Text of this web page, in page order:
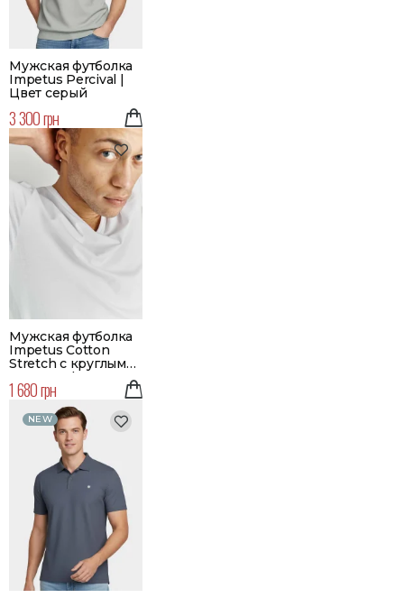
Мужская футболка
Impetus Percival |
Цвет серый
3 300 грн
Мужская футболка
Impetus Cotton
Stretch с круглым
вырезом | Цвет
белый
1 680 грн
NEW